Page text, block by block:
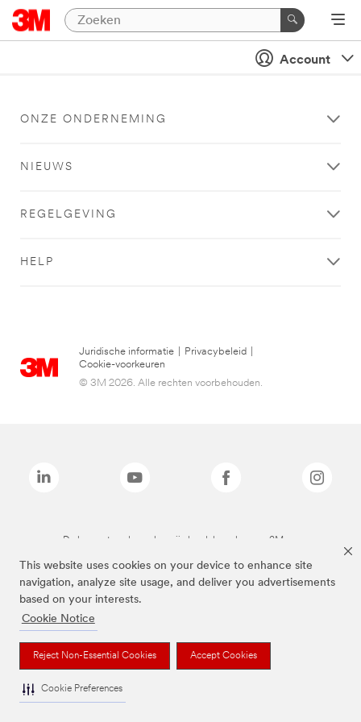
This website uses cookies on your device to enhance site
navigation, analyze site usage, and deliver you advertisements
based on your interests.
Cookie Notice
Reject Non-Essential Cookies Accept Cookies
Cookie Preferences
Account
ONZE ONDERNEMING
NIEUWS
REGELGEVING
HELP
Juridische informatie Privacybeleid
Cookie-voorkeuren
© 3M 2026. Alle rechten voorbehouden.
De bovenstaande merken zijn handelsmerken van 3M.we